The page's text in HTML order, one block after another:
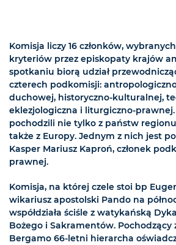
Komisja liczy 16 członków,
kryteriów przez episkopaty krajów
spotkaniu biorą udział
czterech podkomisji:
duchowej, historyczno-kulturalnej,
eklezjologiczna i liturgiczno-prawnej.
pochodzili nie tylko z państw
także z Europy. Jednym z nich jest
Kasper Mariusz Kaproń, członek
prawnej.
Komisja, na której czele stoi bp
wikariusz apostolski Pando na
współdziała ściśle z watykańską
Bożego i Sakramentów. Pochodzący
Bergamo 66-letni hierarcha